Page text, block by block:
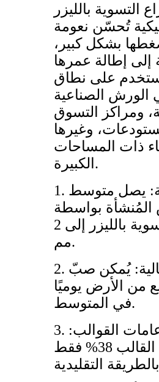
التسوية بالليزر
تُحسّن نعومة
بشكل كبير،
إلى إطالة عمرها
على نطاق
الورش الصناعية
ومراكز التسوق
وغيرها
ذات المساحات
الكبيرة.
1. جودة بناء عالية: يصل متوسط
المُنشأة بواسطة
آلة ذراع التسوية بالليزر إلى 2
مم.
2. سرعة بناء عالية: يُمكن صبّ
مربع من الأرض يوميًا
في المتوسط.
3. تقليل كمية دعامات القوالب:
يُستهلك القالب 38% فقط